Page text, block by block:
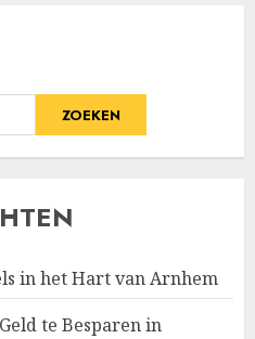
ZOEKEN
in het Hart van Arnhem
te Besparen in